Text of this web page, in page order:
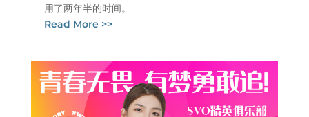
用了两年半的时间。
Read More >>